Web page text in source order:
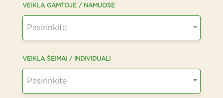
VEIKLA GAMTOJE / NAMUOSE
Pasirinkite
VEIKLA ŠEIMAI / INDIVIDUALI
Pasirinkite